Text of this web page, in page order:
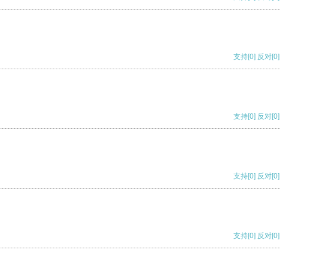
支持[0] 反对[0]
支持[0] 反对[0]
支持[0] 反对[0]
支持[0] 反对[0]